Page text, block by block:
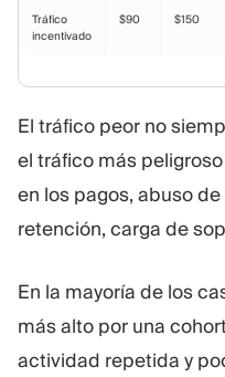
Tráfico
incentivado
$90 $150
El tráfico peor no
el tráfico más
en los pagos, abuso
retención, carga de
En la mayoría de los
más alto por una
actividad repetida y